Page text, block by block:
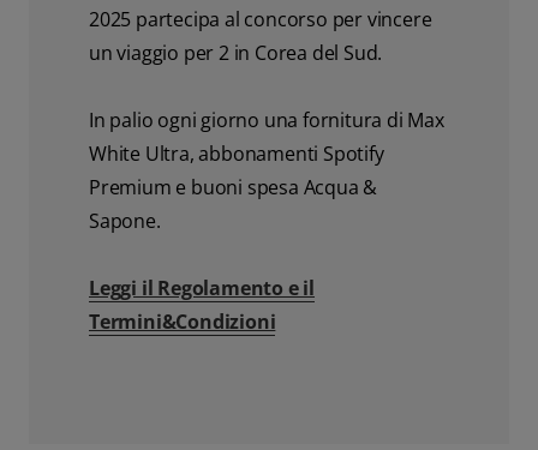
2025 partecipa al concorso per vincere
un viaggio per 2 in Corea del Sud.
In palio ogni giorno una fornitura di Max
White Ultra, abbonamenti Spotify
Premium e buoni spesa Acqua &
Sapone.
Leggi il Regolamento e il
Termini&Condizioni